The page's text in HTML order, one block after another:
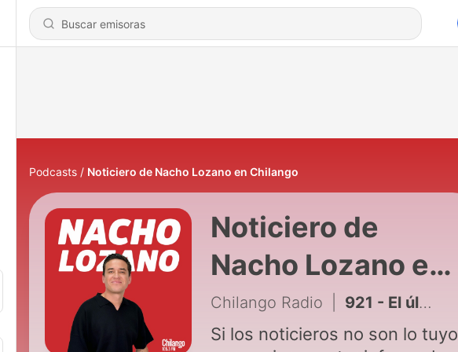
Podcasts Noticiero de Nacho Lozano en Chilango
Noticiero de
Nacho Lozano en
Chilango
Chilango Radio 921 - El último y nos vamos: Nacho Lozano en Radio Chilango.
Si los noticieros no son lo tuyo